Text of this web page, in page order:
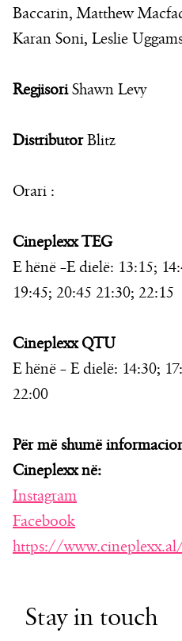
Baccarin, Matthew
Karan Soni, Leslie
RegjisoriShawn Levy
DistributorBlitz
Orari :
Cineplexx TEG
E hënë –E dielë: 13:15;
19:45; 20:45 21:30; 22:15
Cineplexx QTU
E hënë – E dielë: 14:30;
22:00
Për më shumë
Cineplexx në:
Instagram
Facebook
https://
Stay in touch